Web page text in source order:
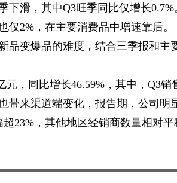
下滑，其中Q3旺季同比仅增长
仅2%，在主要消费品中增速靠后。
品变爆品的难度，结合三季报和主
，同比增长46.59%，其中，Q3销
带来渠道端变化，报告期，公司明
23%，其他地区经销商数量相对平